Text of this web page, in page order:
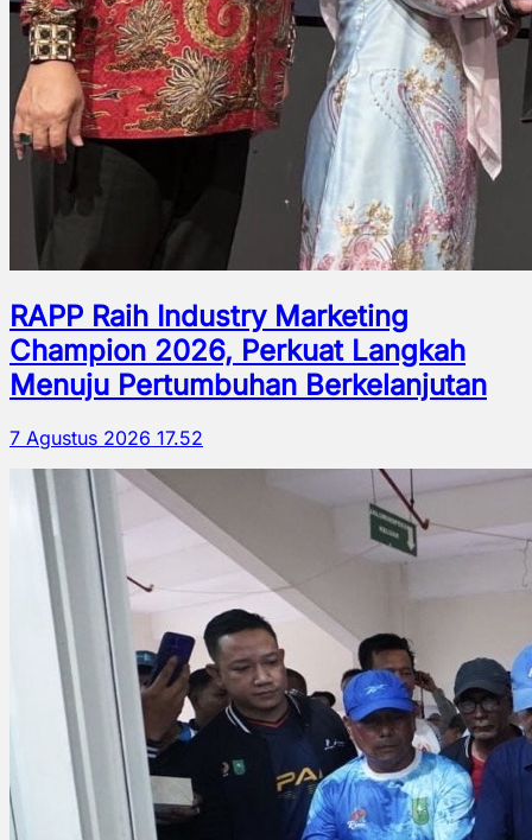
RAPP Raih Industry Marketing
Champion 2026, Perkuat Langkah
Menuju Pertumbuhan Berkelanjutan
7 Agustus 2026 17.52